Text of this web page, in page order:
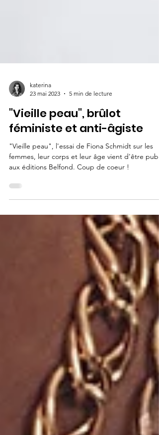
katerina
23 mai 2023
5 min de lecture
"Vieille peau", brûlot
féministe et anti-âgiste
"Vieille peau", l'essai de Fiona Schmidt sur les
aux éditions Belfond. Coup de coeur !